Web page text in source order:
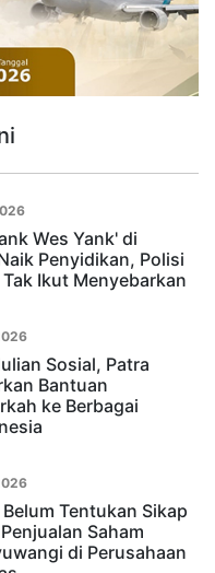
Wes Yank' di
Penyidikan, Polisi
Ikut Menyebarkan
Sosial, Patra
Bantuan
ke Berbagai
Tentukan Sikap
Saham
di Perusahaan